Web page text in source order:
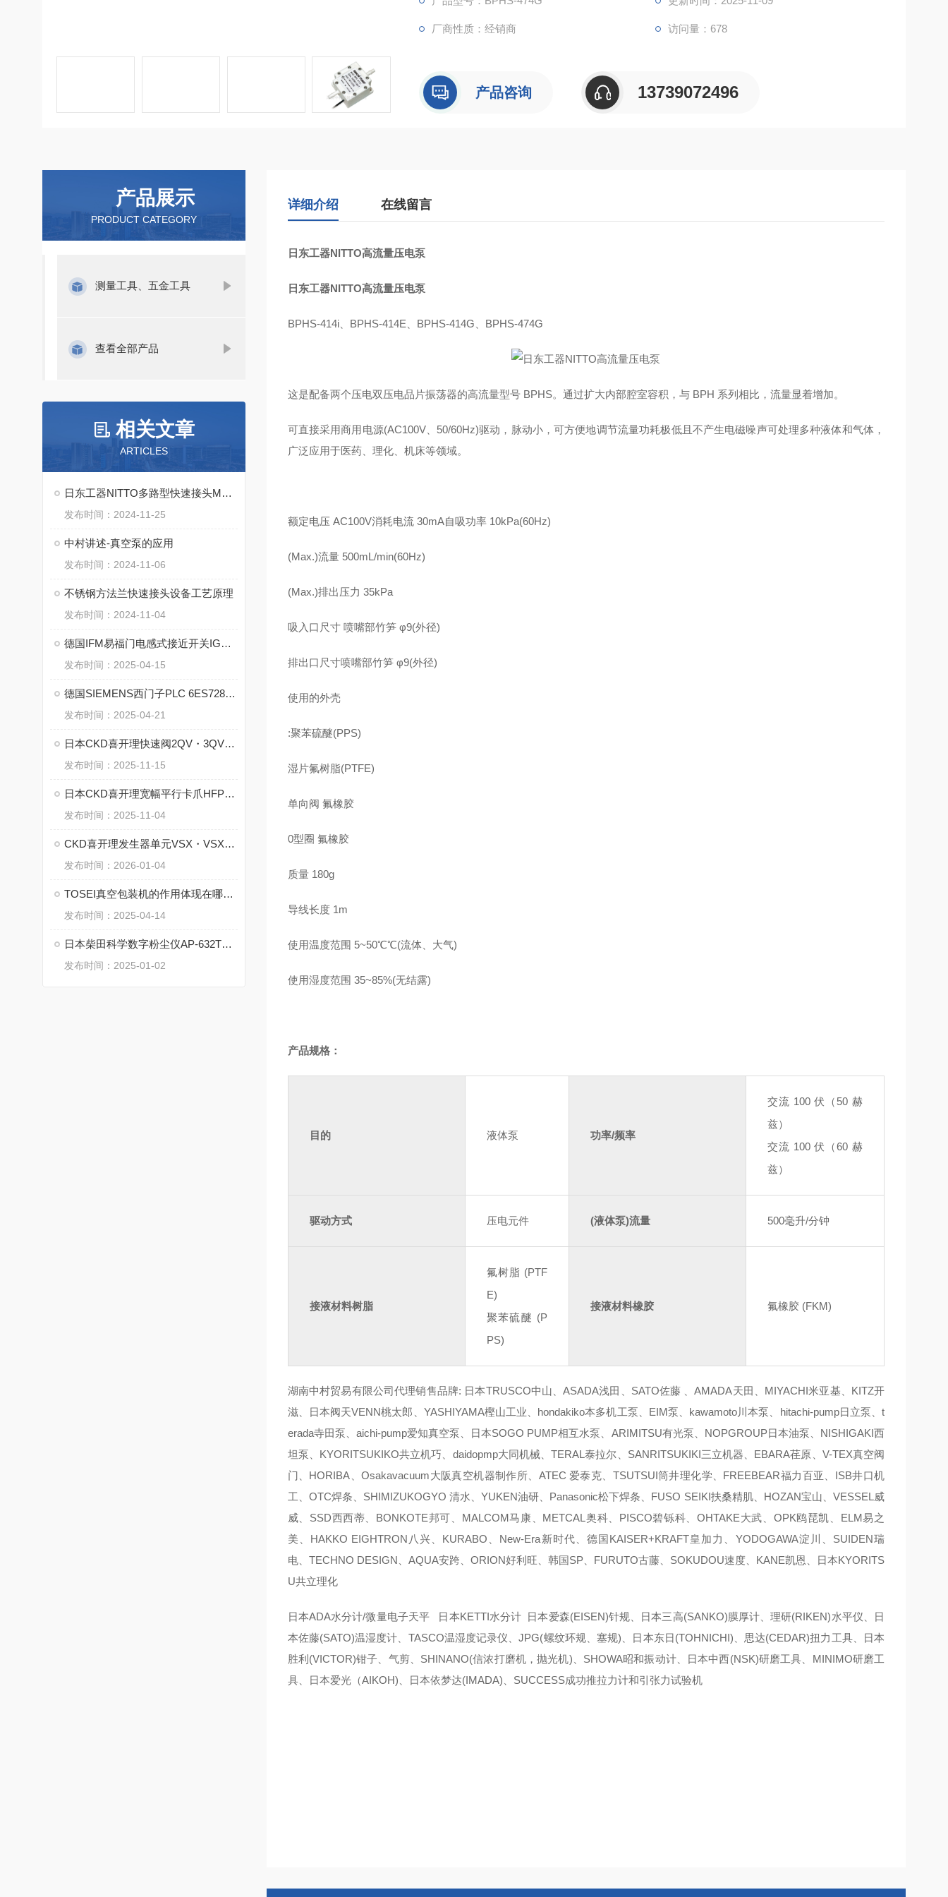
厂商性质：经销商 访问量：678
产品咨询 13739072496
产品展示
PRODUCT CATEGORY
测量工具、五金工具
查看全部产品
相关文章
ARTICLES
日东工器NITTO多路型快速接头MAS MAT系列特点
发布时间：2024-11-25
中村讲述-真空泵的应用
发布时间：2024-11-06
不锈钢方法兰快速接头设备工艺原理
发布时间：2024-11-04
德国IFM易福门电感式接近开关IGS234的特点
发布时间：2025-04-15
德国SIEMENS西门子PLC 6ES7288-1ST60-0AA1 的特点
发布时间：2025-04-21
日本CKD喜开理快速阀2QV・3QV系列的优势
发布时间：2025-11-15
日本CKD喜开理宽幅平行卡爪HFP系列的核心
发布时间：2025-11-04
CKD喜开理发生器单元VSX・VSXM系列的工作原理
发布时间：2026-01-04
TOSEI真空包装机的作用体现在哪些方面？
发布时间：2025-04-14
日本柴田科学数字粉尘仪AP-632TL的工作原理
发布时间：2025-01-02
详细介绍 在线留言
日东工器NITTO高流量压电泵
日东工器NITTO高流量压电泵
BPHS-414i、BPHS-414E、BPHS-414G、BPHS-474G
这是配备两个压电双压电品片振荡器的高流量型号 BPHS。通过扩大内部腔室容积，与 BPH 系列相比，流量显着增加。
可直接采用商用电源(AC100V、50/60Hz)驱动，脉动小，可方便地调节流量功耗极低且不产生电磁噪声可处理多种液体和气体，
广泛应用于医药、理化、机床等领域。
额定电压 AC100V消耗电流 30mA自吸功率 10kPa(60Hz)
(Max.)流量 500mL/min(60Hz)
(Max.)排出压力 35kPa
吸入口尺寸 喷嘴部竹笋 φ9(外径)
排出口尺寸喷嘴部竹笋 φ9(外径)
使用的外壳
:聚苯硫醚(PPS)
湿片氟树脂(PTFE)
单向阀 氟橡胶
0型圈 氟橡胶
质量 180g
导线长度 1m
使用温度范围 5~50℃℃(流体、大气)
使用湿度范围 35~85%(无结露)
产品规格：
目的 液体泵 功率/频率
交流 100 伏（50 赫
兹）
交流 100 伏（60 赫
兹）
驱动方式 压电元件 (液体泵)流量 500毫升/分钟
接液材料树脂
氟树脂 (PTF
E)
聚苯硫醚 (P
PS)
接液材料橡胶 氟橡胶 (FKM)
湖南中村贸易有限公司代理销售品牌: 日本TRUSCO中山、ASADA浅田、SATO佐藤 、AMADA天田、MIYACHI米亚基、KITZ开
滋、日本阀天VENN桃太郎、YASHIYAMA樫山工业、hondakiko本多机工泵、EIM泵、kawamoto川本泵、hitachi-pump日立泵、t
erada寺田泵、aichi-pump爱知真空泵、日本SOGO PUMP相互水泵、ARIMITSU有光泵、NOPGROUP日本油泵、NISHIGAKI西
坦泵、KYORITSUKIKO共立机巧、daidopmp大同机械、TERAL泰拉尔、SANRITSUKIKI三立机器、EBARA荏原、V-TEX真空阀
门、HORIBA、Osakavacuum大阪真空机器制作所、ATEC 爱泰克、TSUTSUI筒井理化学、FREEBEAR福力百亚、ISB井口机
工、OTC焊条、SHIMIZUKOGYO 清水、YUKEN油研、Panasonic松下焊条、FUSO SEIKI扶桑精肌、HOZAN宝山、VESSEL威
威、SSD西西蒂、BONKOTE邦可、MALCOM马康、METCAL奥科、PISCO碧铄科、OHTAKE大武、OPK鸥琵凯、ELM易之
美、HAKKO EIGHTRON八兴、KURABO、New-Era新时代、德国KAISER+KRAFT皇加力、YODOGAWA淀川、SUIDEN瑞
电、TECHNO DESIGN、AQUA安跨、ORION好利旺、韩国SP、FURUTO古藤、SOKUDOU速度、KANE凯恩、日本KYORITS
U共立理化
日本ADA水分计/微量电子天平 日本KETTI水分计 日本爱森(EISEN)针规、日本三高(SANKO)膜厚计、理研(RIKEN)水平仪、日
本佐藤(SATO)温湿度计、TASCO温湿度记录仪、JPG(螺纹环规、塞规)、日本东日(TOHNICHI)、思达(CEDAR)扭力工具、日本
胜利(VICTOR)钳子、气剪、SHINANO(信浓打磨机，抛光机)、SHOWA昭和振动计、日本中西(NSK)研磨工具、MINIMO研磨工
具、日本爱光（AIKOH)、日本依梦达(IMADA)、SUCCESS成功推拉力计和引张力试验机